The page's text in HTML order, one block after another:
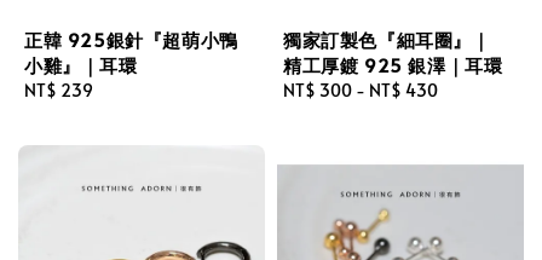
正韓 925銀針『超萌小鴨
小雞』｜耳環
Regular
NT$ 239
獨家訂製色『細耳圈』｜
精工厚鍍 925 銀澤｜耳環
Regular
NT$ 300 - NT$ 430